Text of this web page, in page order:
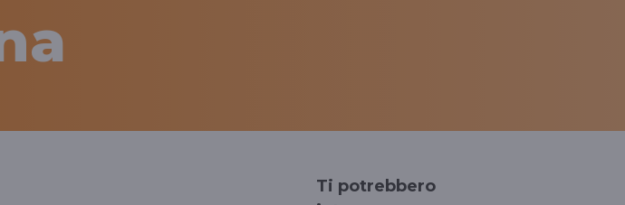
Ti potrebbero